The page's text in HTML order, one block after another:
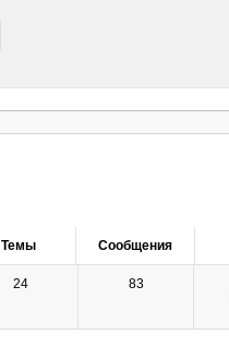
Темы Сообщения
24 83